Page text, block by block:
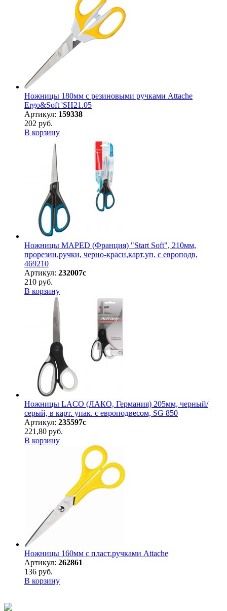
Ножницы 180мм с резиновыми ручками Attache
Ergo&Soft 'SH21.05
Артикул: 159338
202 руб.
В корзину
Ножницы MAPED (Франция) "Start Soft", 210мм,
прорезин.ручки, черно-красн,карт.уп. с европодв,
469210
Артикул: 232007с
210 руб.
В корзину
Ножницы LACO (ЛАКО, Германия) 205мм, черный/
серый, в карт. упак. с европодвесом, SG 850
Артикул: 235597с
221,80 руб.
В корзину
Ножницы 160мм с пласт.ручками Attache
Артикул: 262861
136 руб.
В корзину